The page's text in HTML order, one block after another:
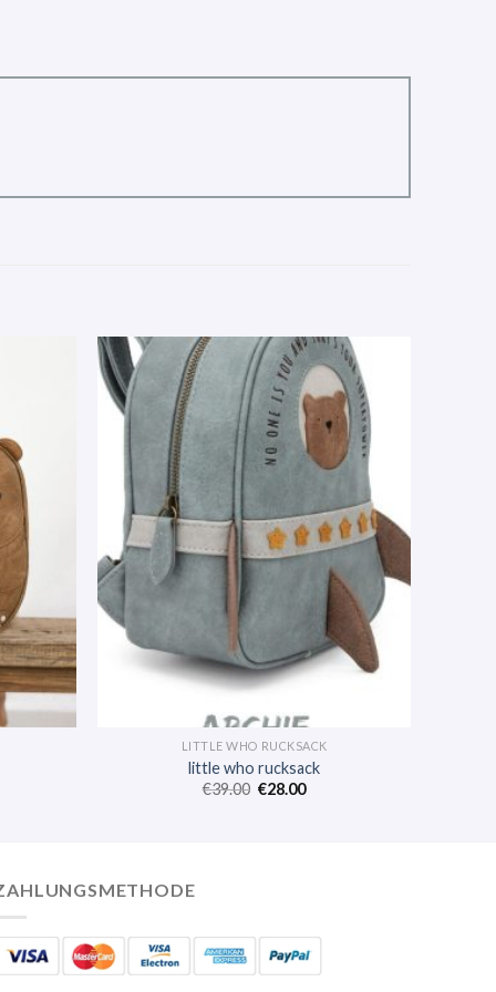
LITTLE WHO RUCKSACK
little who rucksack
€39.00 €28.00